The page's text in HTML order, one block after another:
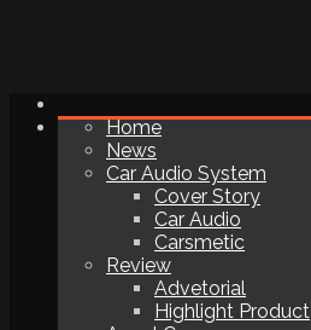
Home
News
Car Audio System
Cover Story
Car Audio
Carsmetic
Review
Advetorial
Highlight Product